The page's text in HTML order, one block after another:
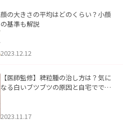
顔の大きさの平均はどのくらい？小顔
の基準も解説
2023.12.12
【医師監修】稗粒腫の治し方は？気に
なる白いブツブツの原因と自宅ででき
2023.11.17